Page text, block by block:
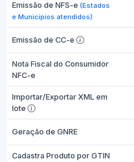
Emissão de NFS-e (Estados
e Municípios atendidos)
Emissão de CC-e
Nota Fiscal do Consumidor
NFC-e
Importar/Exportar XML em
lote
Geração de GNRE
Cadastra Produto por GTIN